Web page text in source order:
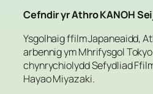
Cefndir yr Athro KANOH
Ysgolhaig ffilm Japaneaidd,
arbennig ym Mhrifysgol
chynrychiolydd Sefydliad
Hayao Miyazaki.